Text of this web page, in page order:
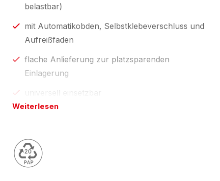
belastbar)
mit Automatikobden, Selbstklebeverschluss und
Aufreißfaden
flache Anlieferung zur platzsparenden
Einlagerung
universell einsetzbar
Innen-/Nutzmaßen.
Ausführung "Modulmaß" heißt: das Kartonmaß ist
Weiterlesen